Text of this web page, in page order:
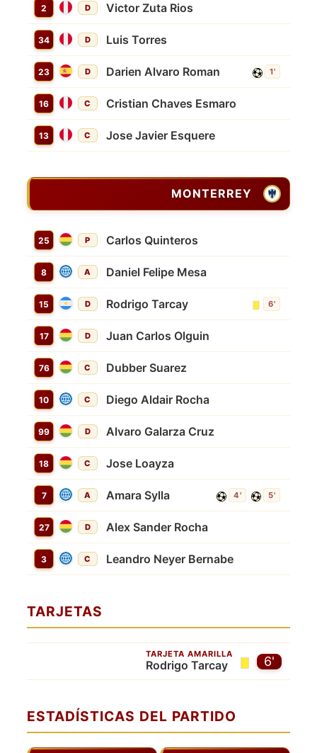
2 D Victor Zuta Rios
34 D Luis Torres
23 D Darien Alvaro Roman 1'
16 C Cristian Chaves Esmaro
13 C Jose Javier Esquere
MONTERREY
25 P Carlos Quinteros
8 A Daniel Felipe Mesa
15 D Rodrigo Tarcay 6'
17 D Juan Carlos Olguin
76 C Dubber Suarez
10 C Diego Aldair Rocha
99 D Alvaro Galarza Cruz
18 C Jose Loayza
7 A Amara Sylla 4' 5'
27 D Alex Sander Rocha
3 C Leandro Neyer Bernabe
TARJETAS
6'
TARJETA AMARILLA
Rodrigo Tarcay
ESTADÍSTICAS DEL PARTIDO